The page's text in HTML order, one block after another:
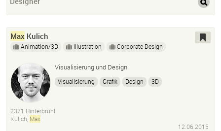
Max Kulich
Animation/3D Illustration Corporate Design
Visualisierung und Design
Visualisierung Grafik Design
3D
2371 Hinterbrühl
Kulich, Max
12.06.2015